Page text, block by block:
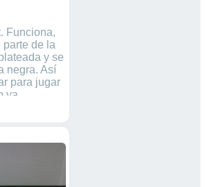
Funciona,
parte de la
y se
negra. Así
para jugar
ya
ya por el